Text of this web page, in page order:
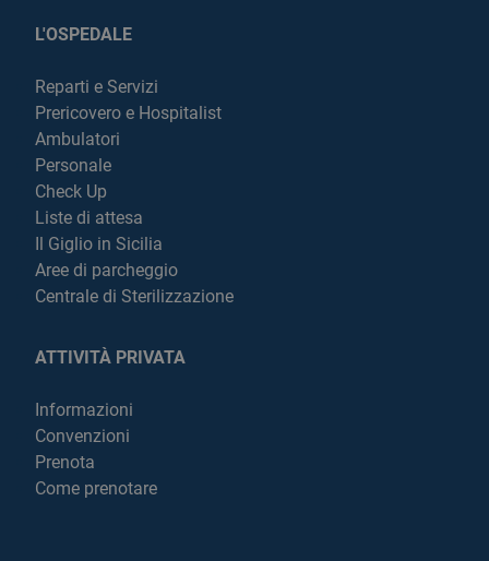
L'OSPEDALE
Reparti e Servizi
Prericovero e Hospitalist
Ambulatori
Personale
Check Up
Liste di attesa
Il Giglio in Sicilia
Aree di parcheggio
Centrale di Sterilizzazione
ATTIVITÀ PRIVATA
Informazioni
Convenzioni
Prenota
Come prenotare